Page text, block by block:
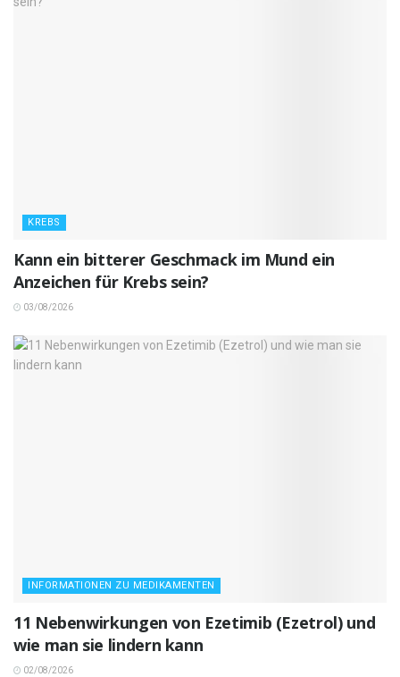
KREBS
Kann ein bitterer Geschmack im Mund ein
Anzeichen für Krebs sein?
03/08/2026
INFORMATIONEN ZU MEDIKAMENTEN
11 Nebenwirkungen von Ezetimib (Ezetrol) und
wie man sie lindern kann
02/08/2026